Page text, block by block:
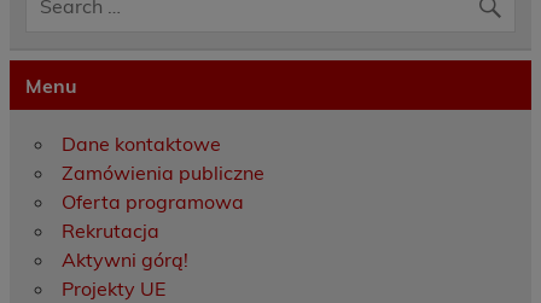
Menu
Dane kontaktowe
Zamówienia publiczne
Oferta programowa
Rekrutacja
Aktywni górą!
Projekty UE